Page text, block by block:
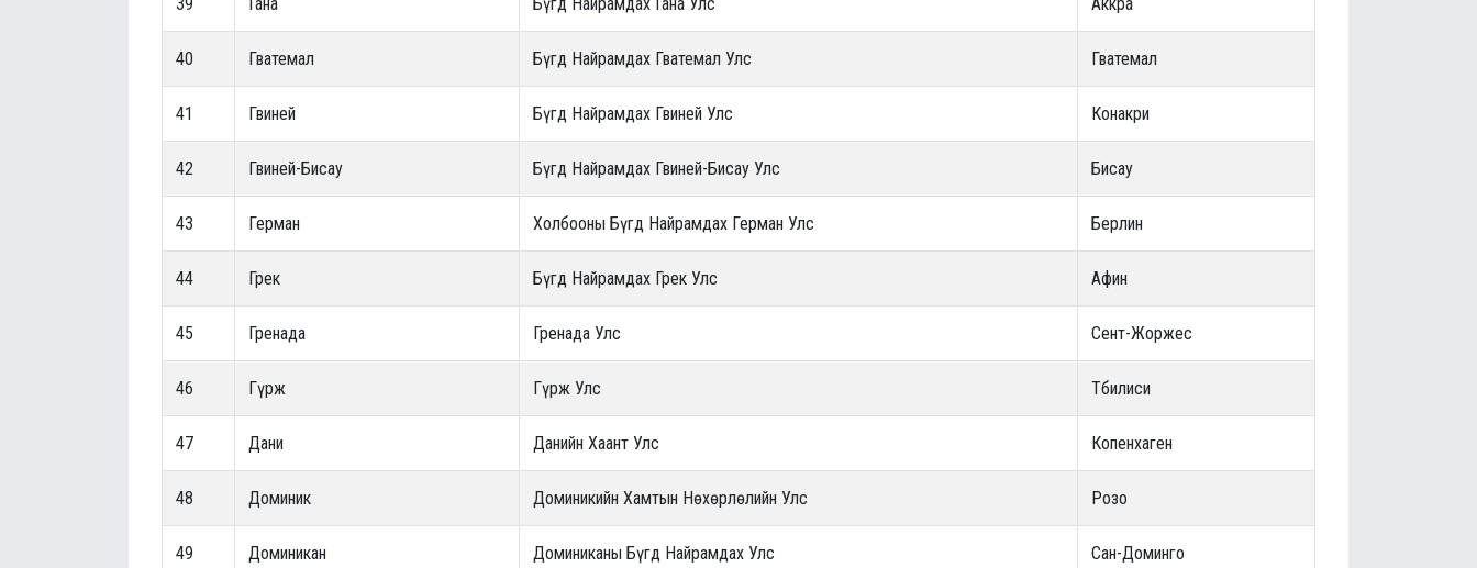
40 Гватемал Бүгд Найрамдах Гватемал Улс Гватемал
41 Гвиней Бүгд Найрамдах Гвиней Улс Конакри
42 Гвиней-Бисау Бүгд Найрамдах Гвиней-Бисау Улс Бисау
43 Герман Холбооны Бүгд Найрамдах Герман Улс Берлин
44 Грек Бүгд Найрамдах Грек Улс Афин
45 Гренада Гренада Улс Сент-Жоржес
46 Гүрж Гүрж Улс Тбилиси
47 Дани Данийн Хаант Улс Копенхаген
48 Доминик Доминикийн Хамтын Нөхөрлөлийн Улс Розо
49 Доминикан Доминиканы Бүгд Найрамдах Улс Сан-Доминго